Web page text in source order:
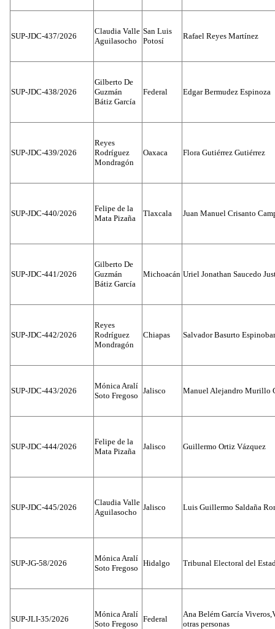
SUP-JDC-437/2026
Claudia Valle
Aguilasocho
San Luis
Potosí
Rafael Reyes Martínez
SUP-JDC-438/2026
Gilberto De
Guzmán
Bátiz García
Federal Edgar Bermudez Espinoza
SUP-JDC-439/2026
Reyes
Rodríguez
Mondragón
Oaxaca Flora Gutiérrez Gutiérrez
SUP-JDC-440/2026
Felipe de la
Mata Pizaña
Tlaxcala Juan Manuel Crisanto
SUP-JDC-441/2026
Gilberto De
Guzmán
Bátiz García
Michoacán Uriel Jonathan Saucedo
SUP-JDC-442/2026
Reyes
Rodríguez
Mondragón
Chiapas Salvador Basurto
SUP-JDC-443/2026
Mónica Aralí
Soto Fregoso
Jalisco Manuel Alejandro Murillo
SUP-JDC-444/2026
Felipe de la
Mata Pizaña
Jalisco Guillermo Ortiz Vázquez
SUP-JDC-445/2026
Claudia Valle
Aguilasocho
Jalisco Luis Guillermo Saldaña
SUP-JG-58/2026
Mónica Aralí
Soto Fregoso
Hidalgo Tribunal Electoral del
SUP-JLI-35/2026
Mónica Aralí
Soto Fregoso
Federal
Ana Belém García
otras personas